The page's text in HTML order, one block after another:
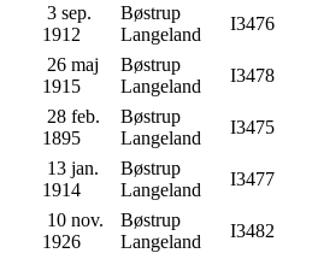
3 sep.
1912
Bøstrup
Langeland
I3476
26 maj
1915
Bøstrup
Langeland
I3478
28 feb.
1895
Bøstrup
Langeland
I3475
13 jan.
1914
Bøstrup
Langeland
I3477
10 nov.
1926
Bøstrup
Langeland
I3482